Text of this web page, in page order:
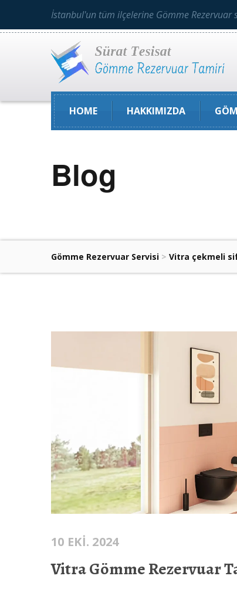
İstanbul'un tüm ilçelerine Gömme Rezervuar
HOME HAKKIMIZDA
Blog
Gömme Rezervuar Servisi > Vitra çekmeli
10 EKI. 2024
Vitra Gömme Rezervuar